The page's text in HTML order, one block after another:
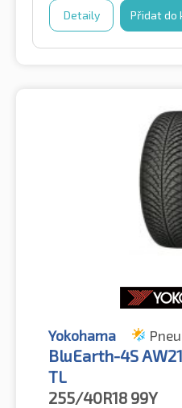
Detaily Přidat do
Yokohama
BluEarth-4S
TL
255/40R18 99Y